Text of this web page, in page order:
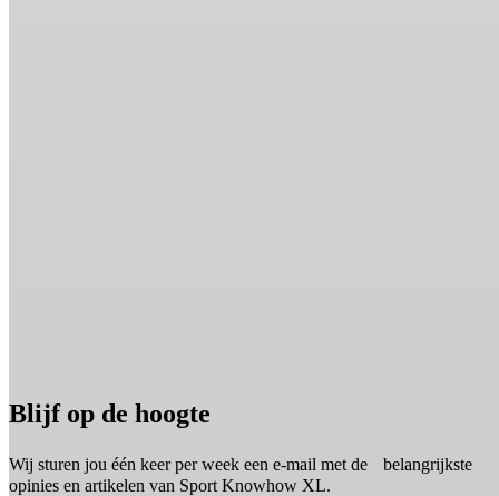
Blijf op de hoogte
Wij sturen jou één keer per week een e-mail met de belangrijkste
opinies en artikelen van Sport Knowhow XL.